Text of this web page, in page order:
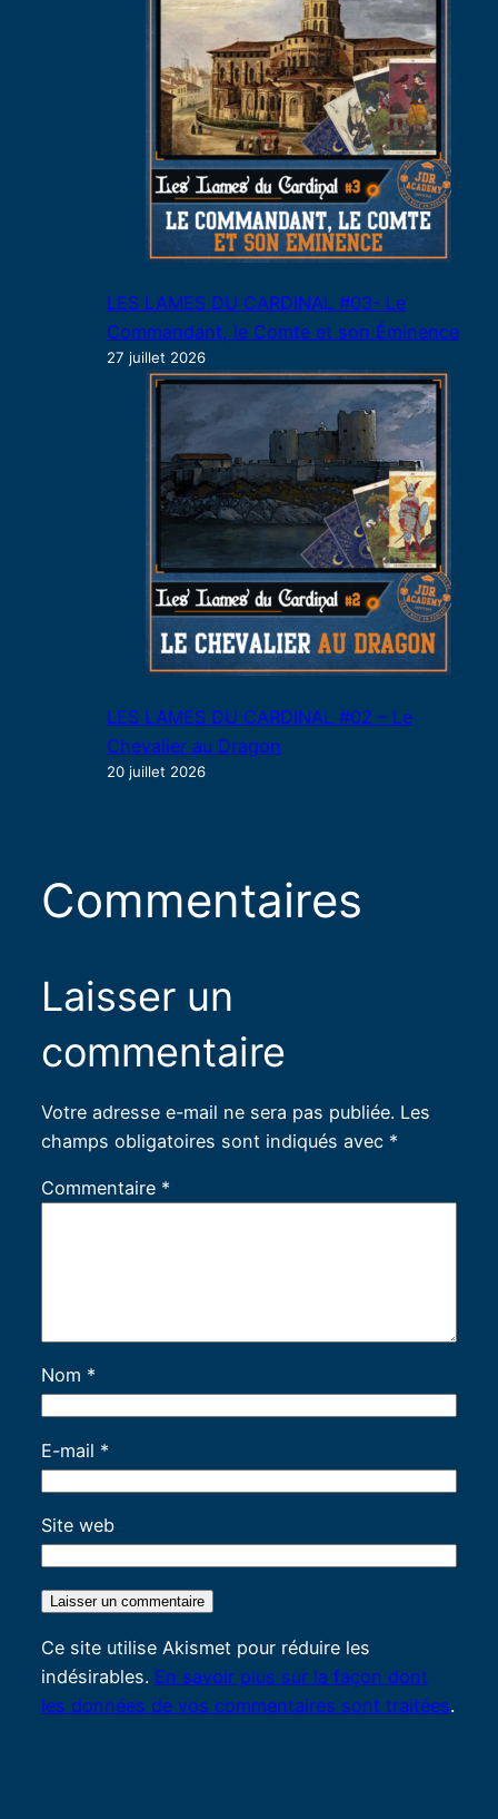
LES LAMES DU CARDINAL #03- Le
Commandant, le Comte et son Éminence
27 juillet 2026
LES LAMES DU CARDINAL #02 – Le
Chevalier au Dragon
20 juillet 2026
Commentaires
Laisser un
commentaire
Votre adresse e-mail ne sera pas publiée. Les
champs obligatoires sont indiqués avec *
Commentaire *
Nom *
E-mail *
Site web
Ce site utilise Akismet pour réduire les
indésirables. En savoir plus sur la façon dont
les données de vos commentaires sont traitées.